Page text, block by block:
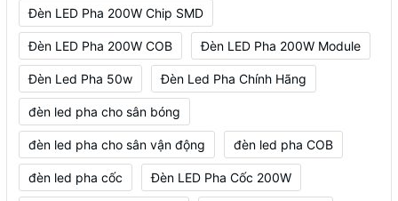
Đèn LED Pha 200W Chip SMD
Đèn LED Pha 200W COB Đèn LED Pha 200W Module
Đèn Led Pha 50w Đèn Led Pha Chính Hãng
đèn led pha cho sân bóng
đèn led pha cho sân vận động đèn led pha COB
đèn led pha cốc Đèn LED Pha Cốc 200W